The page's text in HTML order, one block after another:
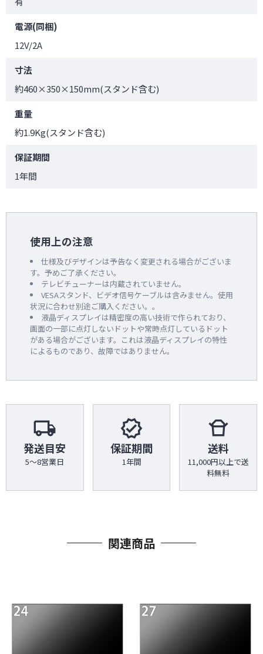
電源(同梱)
12V/2A
寸法
約460×350×150mm(スタンド含む)
重量
約1.9Kg(スタンド含む)
保証期間
1年間
使用上の注意
仕様及びデザインは予告なく変更される場合がございま
す。予めご了承ください。
テレビチューナーは内蔵されていません。
VESAスタンド、ビデオ信号ケーブルは含みません。使用
状況に合わせ別途ご購入ください。。
液晶ディスプレイは精密度の高い技術で作られており、
画面の一部に点灯しないドットや常時点灯しているドット
がある場合がございます。これは液晶ディスプレイの特性
によるものであり、故障ではありません。
local_shipping
発送目安
5～8営業日
verified
保証期間
1年間
takeout_dining
送料
11,000円以上で送
料無料
関連商品